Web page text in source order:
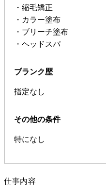
・縮毛矯正
・カラー塗布
・ブリーチ塗布
・ヘッドスパ
ブランク歴
指定なし
その他の条件
特になし
仕事内容